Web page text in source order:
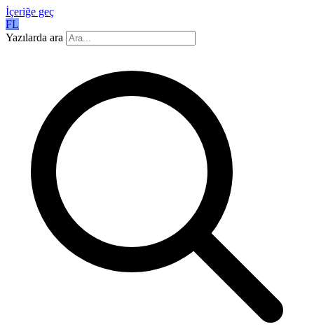
İçeriğe geç
FL
Yazılarda ara